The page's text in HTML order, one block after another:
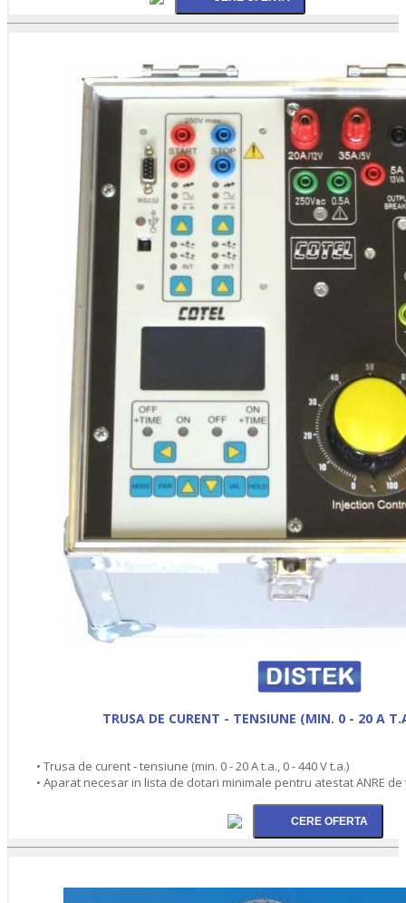
TRUSA DE CURENT - TENSIUNE (MIN. 0 - 20 A
• Trusa de curent - tensiune (min. 0 - 20 A t.a., 0 - 440 V t.a.)
• Aparat necesar in lista de dotari minimale pentru atestat ANRE de